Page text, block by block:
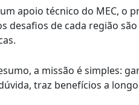
apoio técnico do MEC, o
desafios de cada região
a missão é simples:
traz benefícios a